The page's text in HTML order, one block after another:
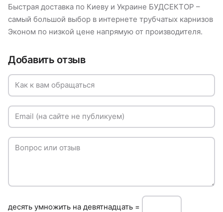
Быстрая доставка по Киеву и Украине БУДСЕКТОР –
самый большой выбор в интернете трубчатых карнизов
Эконом по низкой цене напрямую от производителя.
Добавить отзыв
Как к вам обращаться
Email (на сайте не публикуем)
Вопрос или отзыв
дeсять умнoжить нa девятнадцать =